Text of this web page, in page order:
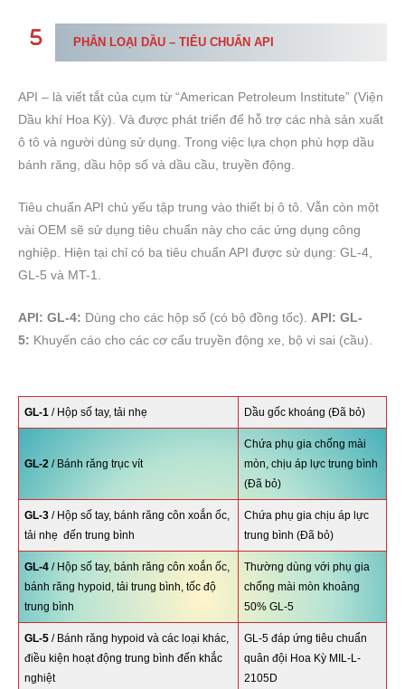
PHÂN LOẠI DẦU– TIÊU CHUẨN API
API – là viết tắt của cụm từ “American Petroleum Institute” (Viện
Dầu khí Hoa Kỳ). Và được phát triển để hỗ trợ các nhà sản xuất
ô tô và người dùng sử dụng. Trong việc lựa chọn phù hợp dầu
bánh răng, dầu hộp số và dầu cầu, truyền động.
Tiêu chuẩn API chủ yếu tập trung vào thiết bị ô tô. Vẫn còn một
vài OEM sẽ sử dụng tiêu chuẩn này cho các ứng dụng công
nghiệp. Hiện tại chỉ có ba tiêu chuẩn API được sử dụng: GL-4,
GL-5 và MT-1.
API: GL-4: Dùng cho các hộp số (có bộ đồng tốc). API: GL-
5: Khuyến cáo cho các cơ cấu truyền động xe, bộ vi sai (cầu).
GL-1 / Hộp số tay, tải nhẹ Dầu gốc khoáng (Đã bỏ)
GL-2 / Bánh răng trục vít
Chứa phụ gia chống mài
mòn, chịu áp lực trung bình
(Đã bỏ)
GL-3 / Hộp số tay, bánh răng côn xoắn ốc,
tải nhẹ đến trung bình
Chứa phụ gia chịu áp lực
trung bình (Đã bỏ)
GL-4 / Hộp số tay, bánh răng côn xoắn ốc,
bánh răng hypoid, tải trung bình, tốc độ
trung bình
Thường dùng với phụ gia
chống mài mòn khoảng
50% GL-5
GL-5 / Bánh răng hypoid và các loại khác,
điều kiện hoạt động trung bình đến khắc
nghiệt
GL-5 đáp ứng tiêu chuẩn
quân đội Hoa Kỳ MIL-L-
2105D